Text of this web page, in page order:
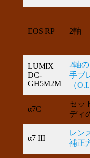
EOS RP 2軸
LUMIX
DC-
GH5M2M
2軸
手ブ
（
α7C
セッ
ディ
α7 III
レン
補正